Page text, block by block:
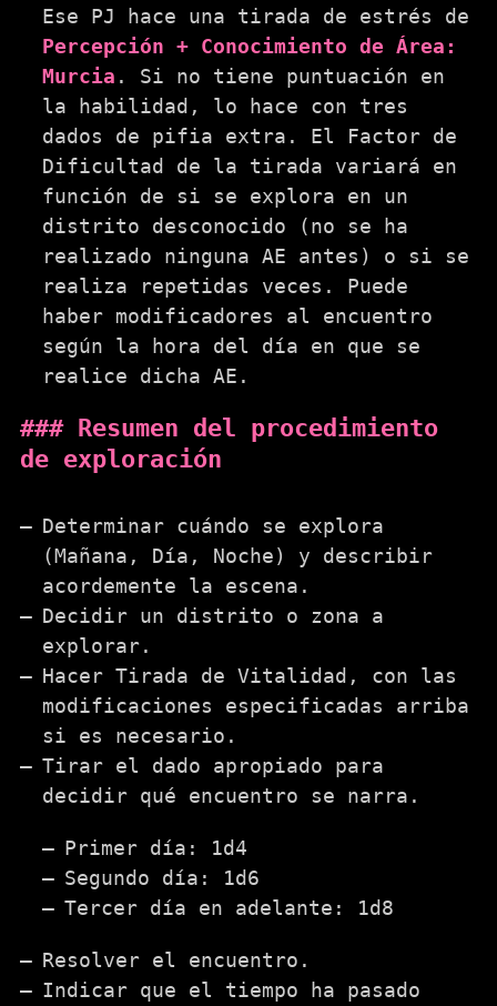
Ese PJ hace una tirada de estrés de
Percepción + Conocimiento de Área:
Murcia . Si no tiene puntuación en
la habilidad, lo hace con tres
dados de pifia extra. El Factor de
Dificultad de la tirada variará en
función de si se explora en un
distrito desconocido (no se ha
realizado ninguna AE antes) o si se
realiza repetidas veces. Puede
haber modificadores al encuentro
según la hora del día en que se
realice dicha AE.
Resumen del procedimiento
de exploración
Determinar cuándo se explora
(Mañana, Día, Noche) y describir
acordemente la escena.
Decidir un distrito o zona a
explorar.
Hacer Tirada de Vitalidad, con las
modificaciones especificadas arriba
si es necesario.
Tirar el dado apropiado para
decidir qué encuentro se narra.
Primer día: 1d4
Segundo día: 1d6
Tercer día en adelante: 1d8
Resolver el encuentro.
Indicar que el tiempo ha pasado